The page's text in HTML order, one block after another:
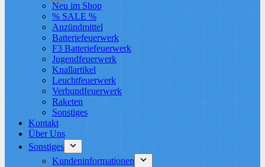
Neu im Shop
% SALE %
Anzündmittel
Batteriefeuerwerk
F3 Batteriefeuerwerk
Jugendfeuerwerk​
Knallartikel
Leuchtfeuerwerk​
Verbundfeuerwerk
Raketen
Sonstiges
Kontakt
Über Uns
Sonstiges
Kundeninformationen